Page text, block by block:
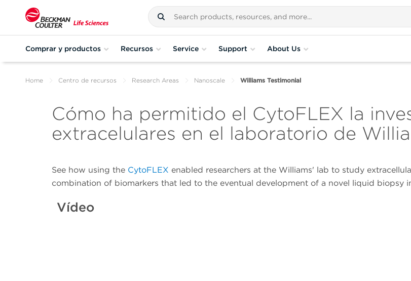
Comprar y productos Recursos Service Support About Us
Home Centro de recursos Research Areas Nanoscale Williams Testimonial
Cómo ha permitido el CytoFLEX la
extracelulares en el laboratorio de
See how using the CytoFLEX enabled researchers at the Williams' lab to study
combination of biomarkers that led to the eventual development of a novel liquid biopsy
Vídeo